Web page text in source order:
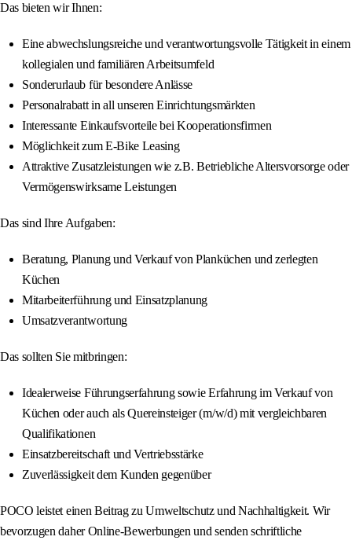
Das bieten wir Ihnen:
Eine abwechslungsreiche und verantwortungsvolle Tätigkeit in einem
kollegialen und familiären Arbeitsumfeld
Sonderurlaub für besondere Anlässe
Personalrabatt in all unseren Einrichtungsmärkten
Interessante Einkaufsvorteile bei Kooperationsfirmen
Möglichkeit zum E-Bike Leasing
Attraktive Zusatzleistungen wie z.B. Betriebliche Altersvorsorge oder
Vermögenswirksame Leistungen
Das sind Ihre Aufgaben:
Beratung, Planung und Verkauf von Planküchen und zerlegten
Küchen
Mitarbeiterführung und Einsatzplanung
Umsatzverantwortung
Das sollten Sie mitbringen:
Idealerweise Führungserfahrung sowie Erfahrung im Verkauf von
Küchen oder auch als Quereinsteiger (m/w/d) mit vergleichbaren
Qualifikationen
Einsatzbereitschaft und Vertriebsstärke
Zuverlässigkeit dem Kunden gegenüber
POCO leistet einen Beitrag zu Umweltschutz und Nachhaltigkeit. Wir
bevorzugen daher Online-Bewerbungen und senden schriftliche